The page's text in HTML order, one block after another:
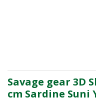
Savage gear 3D
cm Sardine Suni